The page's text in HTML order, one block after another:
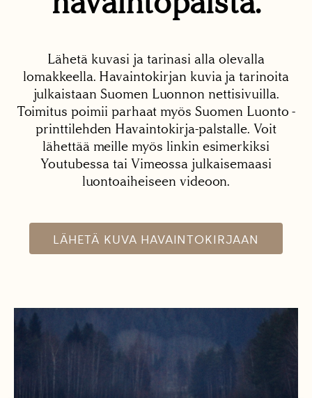
Lähetä kuvasi ja tarinasi alla olevalla
lomakkeella. Havaintokirjan kuvia ja tarinoita
julkaistaan Suomen Luonnon nettisivuilla.
Toimitus poimii parhaat myös Suomen Luonto -
printtilehden Havaintokirja-palstalle. Voit
lähettää meille myös linkin esimerkiksi
Youtubessa tai Vimeossa julkaisemaasi
luontoaiheiseen videoon.
LÄHETÄ KUVA HAVAINTOKIRJAAN